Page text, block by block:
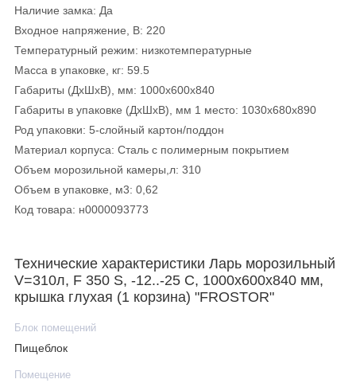
Наличие замка: Да
Входное напряжение, В: 220
Температурный режим: низкотемпературные
Масса в упаковке, кг: 59.5
Габариты (ДхШхВ), мм: 1000х600х840
Габариты в упаковке (ДхШхВ), мм 1 место: 1030х680х890
Род упаковки: 5-слойный картон/поддон
Материал корпуса: Сталь с полимерным покрытием
Объем морозильной камеры,л: 310
Объем в упаковке, м3: 0,62
Код товара: н0000093773
Температурный режим -12..-25 °С. Поддержание
оцинкованного крашеного металла с пенополиуретановой
теплоизоляцией толщиной 60 мм. В комплекте идут одна
корзина и роликовые колеса диаметром 50 мм.
Технические характеристики Ларь морозильный
V=310л, F 350 S, -12..-25 С, 1000х600х840 мм,
крышка глухая (1 корзина) "FROSTOR"
Блок помещений
Пищеблок
Помещение